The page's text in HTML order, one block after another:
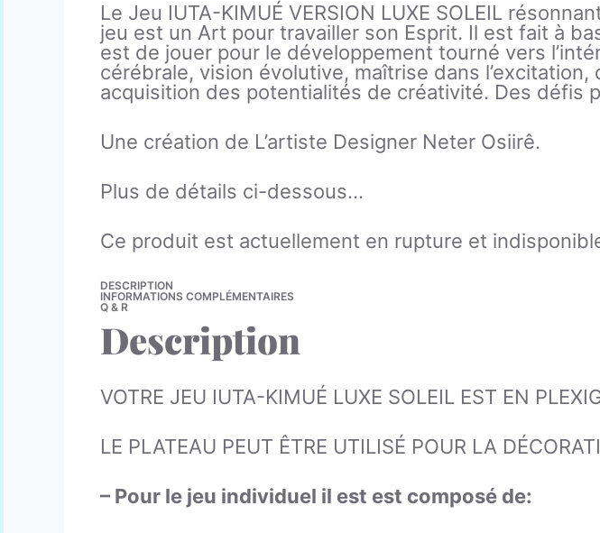
Le Jeu IUTA-KIMUÉ VERSION LUXE SOLEIL
jeu est un Art pour travailler son Esprit. Il est fait à
est de jouer pour le développement tourné vers
cérébrale, vision évolutive, maîtrise dans
acquisition des potentialités de créativité. Des défis
Une création de L’artiste Designer Neter Osiirê.
Plus de détails ci-dessous…
Ce produit est actuellement en rupture et
DESCRIPTION
INFORMATIONS COMPLÉMENTAIRES
Q & R
Description
VOTRE JEU IUTA-KIMUÉ LUXE SOLEIL EST EN
LE PLATEAU PEUT ÊTRE UTILISÉ POUR LA
– Pour le jeu individuel il est est composé de: